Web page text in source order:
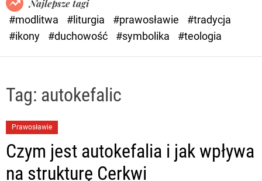
e
Najlepsze tagi
#modlitwa
#liturgia #prawosławie
#tradycja
#ikony
#duchowość #symbolika #teologia
Tag: autokefalic
Prawosławie
Czym jest autokefalia i jak wpływa
na strukturę Cerkwi